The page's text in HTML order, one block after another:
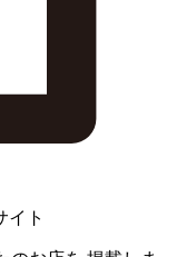
イト